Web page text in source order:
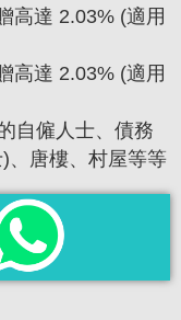
高達 2.03% (適用
高達 2.03% (適用
自僱人士、債務
、唐樓、村屋等等